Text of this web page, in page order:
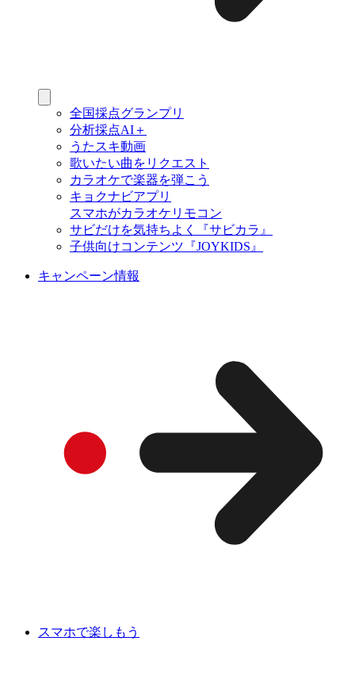
全国採点グランプリ
分析採点AI＋
うたスキ動画
歌いたい曲をリクエスト
カラオケで楽器を弾こう
キョクナビアプリ
スマホがカラオケリモコン
サビだけを気持ちよく『サビカラ』
子供向けコンテンツ『JOYKIDS』
キャンペーン情報
スマホで楽しもう